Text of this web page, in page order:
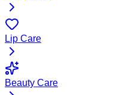
Lip Care
Beauty Care